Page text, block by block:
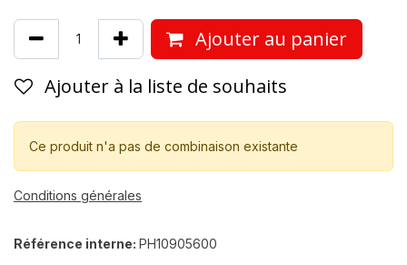
Ajouter au panier
Ajouter à la liste de souhaits
Ce produit n'a pas de combinaison existante
Conditions générales
Référence interne: PH10905600